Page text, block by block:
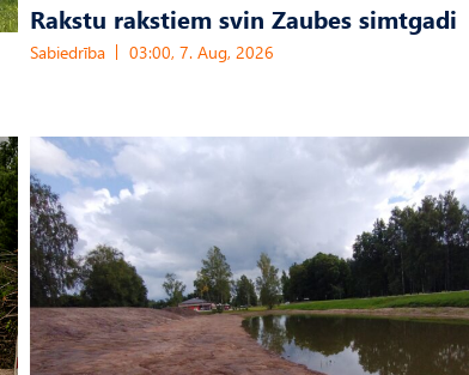
Rakstu rakstiem svin Zaubes simtgadi
Sabiedrība 03:00, 7. Aug, 2026